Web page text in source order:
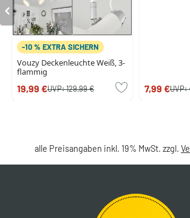
-10 % EXTRA SICHERN
Vouzy Deckenleuchte Weiß, 3-
flammig
19,99 €UVP:129,99 € 7,99 €UVP:
alle Preisangaben inkl. 19% MwSt. zzgl.